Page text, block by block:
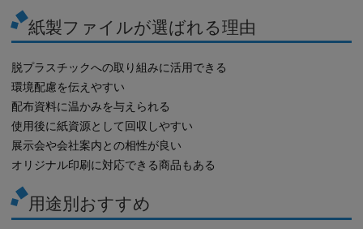
紙製ファイルが選ばれる理由
脱プラスチックへの取り組みに活用できる
環境配慮を伝えやすい
配布資料に温かみを与えられる
使用後に紙資源として回収しやすい
展示会や会社案内との相性が良い
オリジナル印刷に対応できる商品もある
用途別おすすめ